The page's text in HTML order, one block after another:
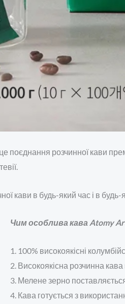
поєднання розчинної кави
кави в будь-який час і в будь-
Чим особлива кава Atomy
1. 100% високоякісні
2. Високоякісна розчинна
3. Мелене зерно
4. Кава готується з